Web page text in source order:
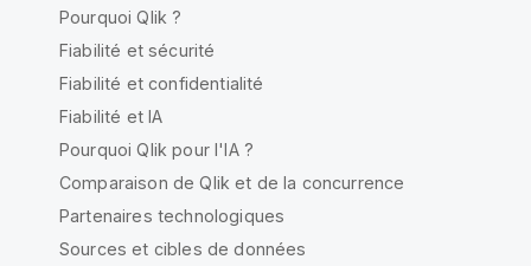
Pourquoi Qlik ?
Fiabilité et sécurité
Fiabilité et confidentialité
Fiabilité et IA
Pourquoi Qlik pour l'IA ?
Comparaison de Qlik et de la concurrence
Partenaires technologiques
Sources et cibles de données